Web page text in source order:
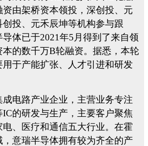
由架桥资本领投，深创投、元
投、元禾辰坤等机构参与跟
导体已于2021年5 月得到了来自领
本的数千万B轮融资。据悉，本轮
于产能扩张、人才引进和研发
电路产业企业，主营业务专注
IC的研发与生产，主要客户聚焦
、医疗和通信五大行业。在霍
，意瑞半导体拥有较为齐全的产